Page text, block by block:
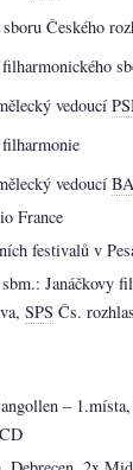
sboru Českého
vedoucí
vedoucí
France
festivalů v
Janáčkovy
SPS Čs.
–